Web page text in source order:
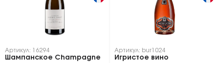
Артикул: 16294
Шампанское Champagne
Артикул: bur1024
Игристое вино